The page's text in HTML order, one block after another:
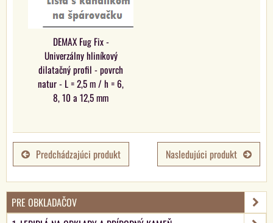
DEMAX Fug Fix -
Univerzálny hliníkový
dilatačný profil - povrch
natur - L = 2,5 m / h = 6,
8, 10 a 12,5 mm
Predchádzajúci produkt Nasledujúci produkt
PRE OBKLADAČOV